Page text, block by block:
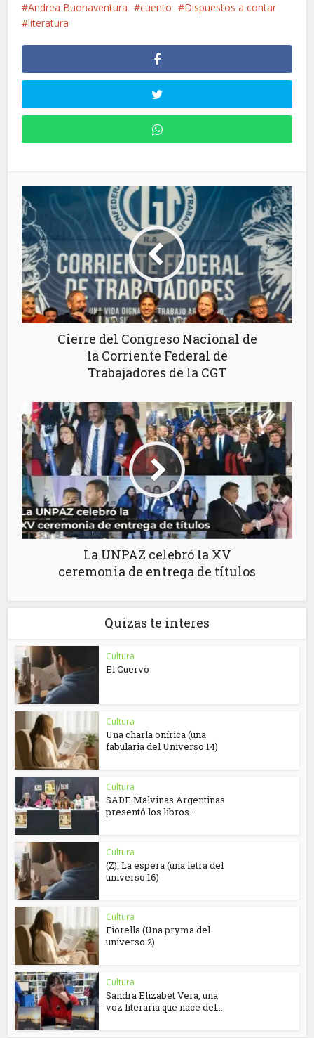
Andrea Buonaventura cuento
Dispuestos a contar
literatura
Cierre del Congreso Nacional de
la Corriente Federal de
Trabajadores de la CGT
La UNPAZ celebró la XV
ceremonia de entrega de títulos
Quizas te interes
Cultura
El Cuervo
Cultura
Una charla onírica (una
fabularia del Universo 14)
Cultura
SADE Malvinas Argentinas
presentó los libros...
Cultura
(Z): La espera (una letra del
universo 16)
Cultura
Fiorella (Una pryma del
universo 2)
Cultura
Sandra Elizabet Vera, una
voz literaria que nace del...